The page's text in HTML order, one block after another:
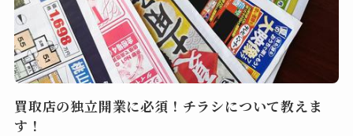
買取店の独立開業に必須！チラシについて教えま
す！